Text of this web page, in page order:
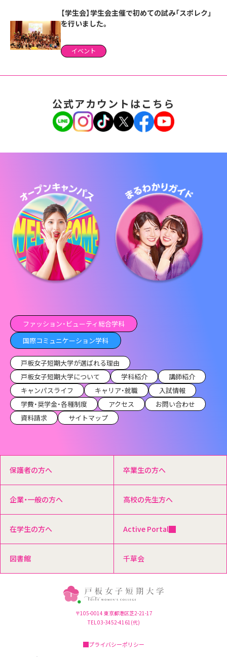
【学生会】学生会主催で初めての試み「スポレク」
を行いました。
イベント
公式アカウントはこちら
ファッション・ビューティ総合学科
国際コミュニケーション学科
戸板女子短期大学が選ばれる理由
戸板女子短期大学について
学科紹介
講師紹介
キャンパスライフ
キャリア・就職
入試情報
学費・奨学金・各種制度
アクセス
お問い合わせ
資料請求
サイトマップ
保護者の方へ 卒業生の方へ
企業・一般の方へ 高校の先生方へ
在学生の方へ Active Portal
図書館 千草会
〒105-0014 東京都港区芝2-21-17
TEL 03-3452-4161(代)
プライバシーポリシー